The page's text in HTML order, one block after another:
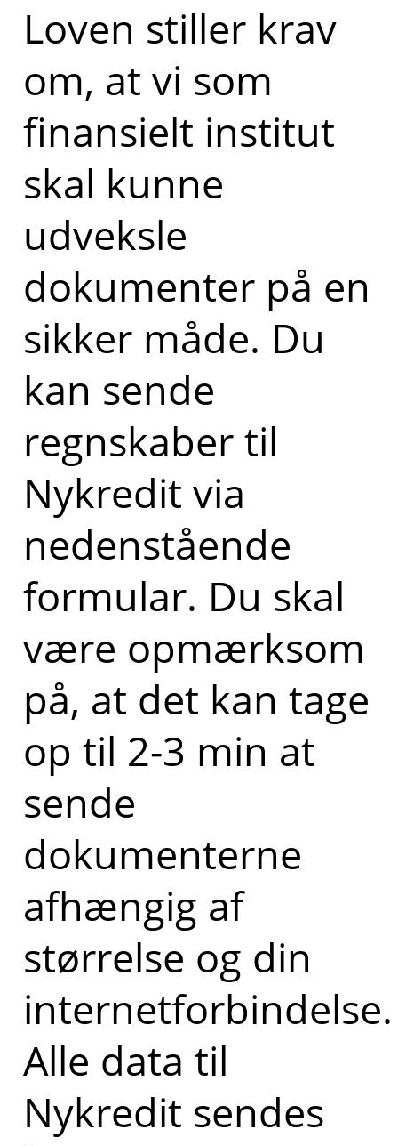
Loven stiller krav
om, at vi som
finansielt institut
skal kunne
udveksle
dokumenter på en
sikker måde. Du
kan sende
regnskaber til
Nykredit via
nedenstående
formular. Du skal
være opmærksom
på, at det kan tage
op til 2-3 min at
sende
dokumenterne
afhængig af
størrelse og din
internetforbindelse.
Alle data til
Nykredit sendes